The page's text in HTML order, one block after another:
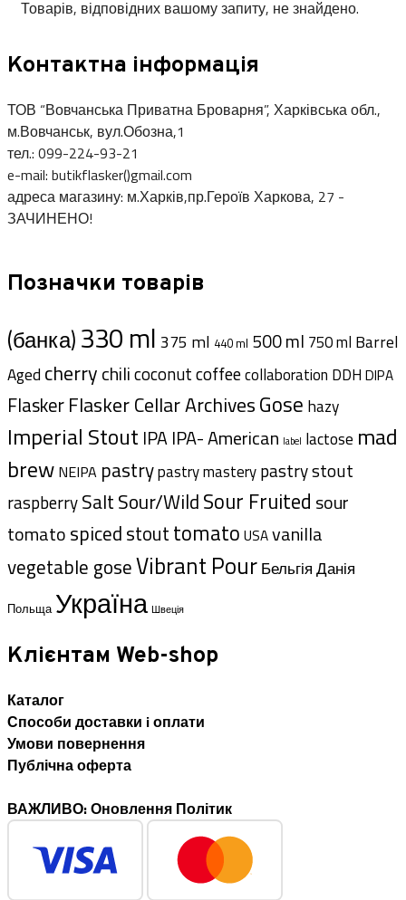
Товарів, відповідних вашому запиту, не знайдено.
Контактна інформація
ТОВ “Вовчанська Приватна Броварня”, Харківська обл.,
м.Вовчанськ, вул.Обозна,1
тел.: 099-224-93-21
e-mail: butikflasker()gmail.com
адреса магазину: м.Харків,пр.Героїв Харкова, 27 -
ЗАЧИНЕНО!
Позначки товарів
(банка)330 ml 375 ml 440 ml 500 ml 750 ml Barrel
Aged cherrychilicoconutcoffeecollaboration DDH DIPA
FlaskerFlasker Cellar ArchivesGose hazy
Imperial Stout IPA IPA- American label lactose mad
brew NEIPA pastrypastry masterypastry stout
raspberrySaltSour/WildSour Fruited sour
tomatospicedstouttomato USAvanilla
vegetable goseVibrant PourБельгіяДанія
Польща Україна Швеція
Клієнтам Web-shop
Каталог
Способи доставки i оплати
Умови повернення
Публічна оферта
ВАЖЛИВО: Оновлення Політик